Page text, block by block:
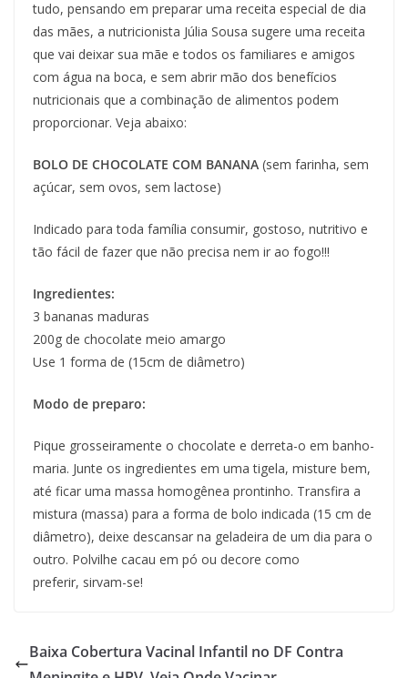
tudo, pensando em preparar uma receita especial de dia
das mães, a nutricionista Júlia Sousa sugere uma receita
que vai deixar sua mãe e todos os familiares e amigos
com água na boca, e sem abrir mão dos benefícios
nutricionais que a combinação de alimentos podem
proporcionar. Veja abaixo:
BOLO DE CHOCOLATE COM BANANA (sem farinha, sem
açúcar, sem ovos, sem lactose)
Indicado para toda família consumir, gostoso, nutritivo e
tão fácil de fazer que não precisa nem ir ao fogo!!!
Ingredientes:
3 bananas maduras
200g de chocolate meio amargo
Use 1 forma de (15cm de diâmetro)
Modo de preparo:
Pique grosseiramente o chocolate e derreta-o em banho-
maria. Junte os ingredientes em uma tigela, misture bem,
até ficar uma massa homogênea prontinho. Transfira a
mistura (massa) para a forma de bolo indicada (15 cm de
diâmetro), deixe descansar na geladeira de um dia para o
outro. Polvilhe cacau em pó ou decore como
preferir, sirvam-se!
Baixa Cobertura Vacinal Infantil no DF Contra